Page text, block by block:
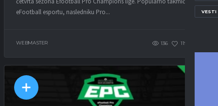
VESTI
eFootball esportu, nasledniku Pro...
WEBMASTER 136 119